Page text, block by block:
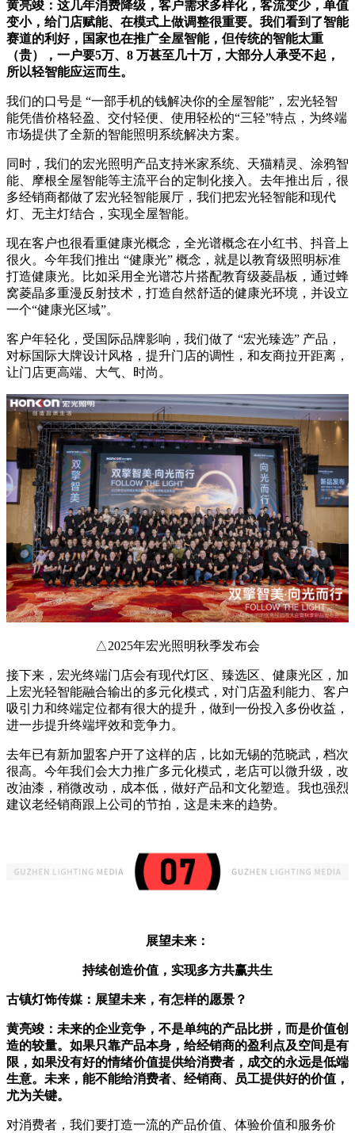
黄亮竣 ：这几年消费降级，客户需求多样化，客流变少，单值
变小，给门店赋能、在模式上做调整很重要。我们看到了智能
赛道的利好，国家也在推广全屋智能，但传统的智能太重
（贵），一户要5万、8 万甚至几十万，大部分人承受不起，
所以轻智能应运而生。
我们的口号是 “一部手机的钱解决你的全屋智能”，宏光轻智
能凭借价格轻盈、交付轻便、使用轻松的“三轻”特点，为终端
市场提供了全新的智能照明系统解决方案。
同时，我们的宏光照明产品支持米家系统、天猫精灵、涂鸦智
能、摩根全屋智能等主流平台的定制化接入。去年推出后，很
多经销商都做了宏光轻智能展厅，我们把宏光轻智能和现代
灯、无主灯结合，实现全屋智能。
现在客户也很看重健康光概念，全光谱概念在小红书、抖音上
很火。今年我们推出 “健康光” 概念，就是以教育级照明标准
打造健康光。比如采用全光谱芯片搭配教育级菱晶板，通过蜂
窝菱晶多重漫反射技术，打造自然舒适的健康光环境，并设立
一个“健康光区域”。
客户年轻化，受国际品牌影响，我们做了 “宏光臻选” 产品，
对标国际大牌设计风格，提升门店的调性，和友商拉开距离，
让门店更高端、大气、时尚。
△2025年宏光照明秋季发布会
接下来，宏光终端门店会有现代灯区、臻选区、健康光区，加
上宏光轻智能融合输出的多元化模式，对门店盈利能力、客户
吸引力和终端定位都有很大的提升，做到一份投入多份收益，
进一步提升终端坪效和竞争力。
去年已有新加盟客户开了这样的店，比如无锡的范晓武，档次
很高。今年我们会大力推广多元化模式，老店可以微升级，改
改油漆，稍微改动，成本低，做好产品和文化塑造。我也强烈
建议老经销商跟上公司的节拍，这是未来的趋势。
展望未来：
持续创造价值，实现多方共赢共生
古镇灯饰传媒： 展望未来，有怎样的愿景？
黄亮竣 ：未来的企业竞争，不是单纯的产品比拼，而是价值创
造的较量。如果只靠产品本身，给经销商的盈利点及空间是有
限，如果没有好的情绪价值提供给消费者，成交的永远是低端
生意。未来，能不能给消费者、经销商、员工提供好的价值，
尤为关键。
对消费者，我们要打造一流的产品价值、体验价值和服务价